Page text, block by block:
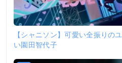
【シャニソン】可愛い全振りの
い園田智代子